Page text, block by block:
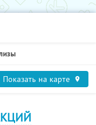
Показать на карте